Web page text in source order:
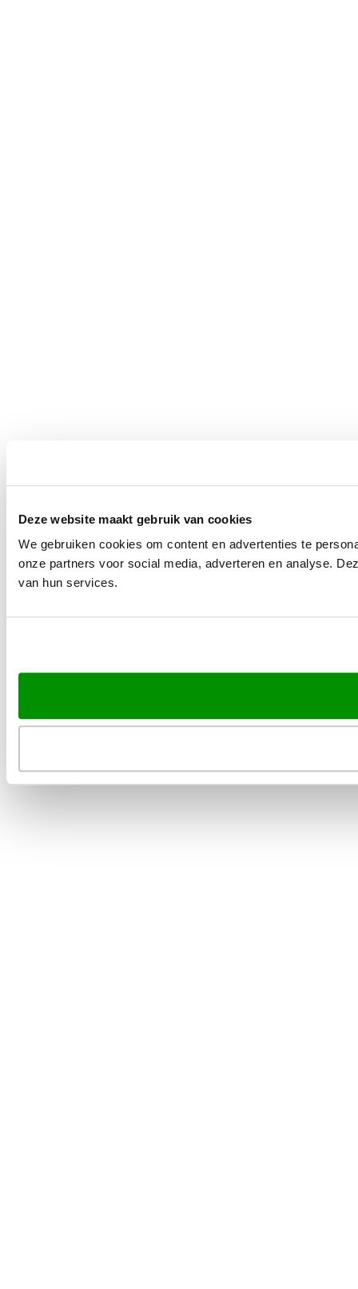
Deze website maakt gebruik van cookies
We gebruiken cookies om content en advertenties te
onze partners voor social media, adverteren en analyse.
van hun services.